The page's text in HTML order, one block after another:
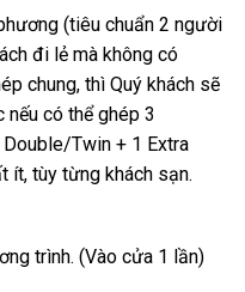
(tiêu chuẩn 2 người
đi lẻ mà không có
chung, thì Quý khách sẽ
có thể ghép 3
Twin + 1 Extra
ít, tùy từng khách sạn.
trình. (Vào cửa 1 lần)